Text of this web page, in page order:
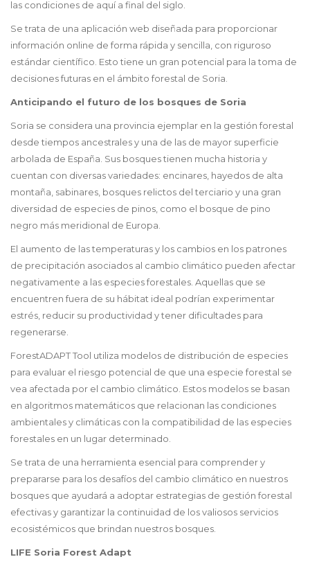
las condiciones de aquí a final del siglo.
Se trata de una aplicación web diseñada para proporcionar
información online de forma rápida y sencilla, con riguroso
estándar científico. Esto tiene un gran potencial para la toma de
decisiones futuras en el ámbito forestal de Soria.
Anticipando el futuro de los bosques de Soria
Soria se considera una provincia ejemplar en la gestión forestal
desde tiempos ancestrales y una de las de mayor superficie
arbolada de España. Sus bosques tienen mucha historia y
cuentan con diversas variedades: encinares, hayedos de alta
montaña, sabinares, bosques relictos del terciario y una gran
diversidad de especies de pinos, como el bosque de pino
negro más meridional de Europa.
El aumento de las temperaturas y los cambios en los patrones
de precipitación asociados al cambio climático pueden afectar
negativamente a las especies forestales. Aquellas que se
encuentren fuera de su hábitat ideal podrían experimentar
estrés, reducir su productividad y tener dificultades para
regenerarse.
ForestADAPT Tool utiliza modelos de distribución de especies
para evaluar el riesgo potencial de que una especie forestal se
vea afectada por el cambio climático. Estos modelos se basan
en algoritmos matemáticos que relacionan las condiciones
ambientales y climáticas con la compatibilidad de las especies
forestales en un lugar determinado.
Se trata de una herramienta esencial para comprender y
prepararse para los desafíos del cambio climático en nuestros
bosques que ayudará a adoptar estrategias de gestión forestal
efectivas y garantizar la continuidad de los valiosos servicios
ecosistémicos que brindan nuestros bosques.
LIFE Soria Forest Adapt